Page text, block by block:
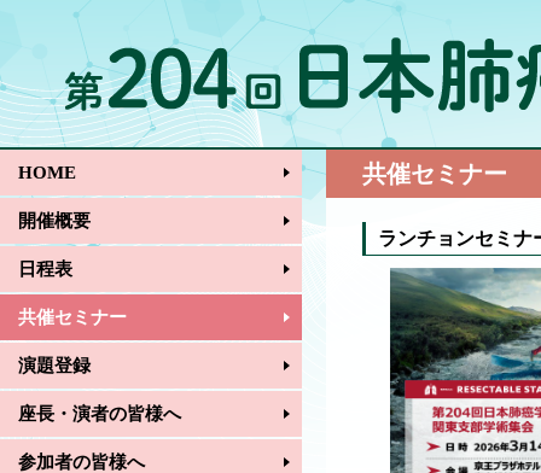
HOME
開催概要
日程表
共催セミナー
演題登録
座長・演者の皆様へ
参加者の皆様へ
共催セミナー
ランチョンセミナ